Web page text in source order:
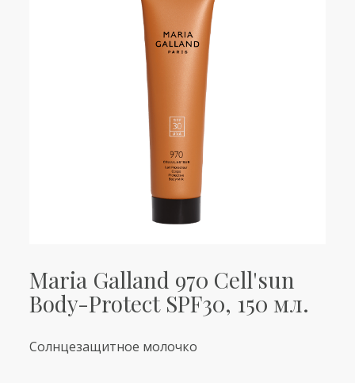
Maria Galland 970 Cell'sun
Body-Protect SPF30, 150 мл.
Солнцезащитное молочко